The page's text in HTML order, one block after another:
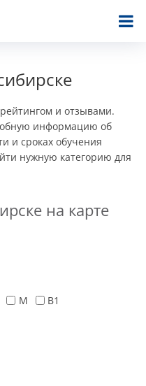
и отзывами.
информацию об
и сроках обучения
нужную категорию для
на карте
M В1